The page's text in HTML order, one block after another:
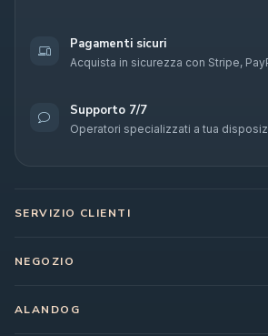
Pagamenti sicuri
Acquista in sicurezza con Stripe,
Supporto 7/7
Operatori specializzati a tua
SERVIZIO CLIENTI
NEGOZIO
ALANDOG